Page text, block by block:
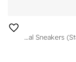
Unisex 740 casual Sneakers (Standard Fit)